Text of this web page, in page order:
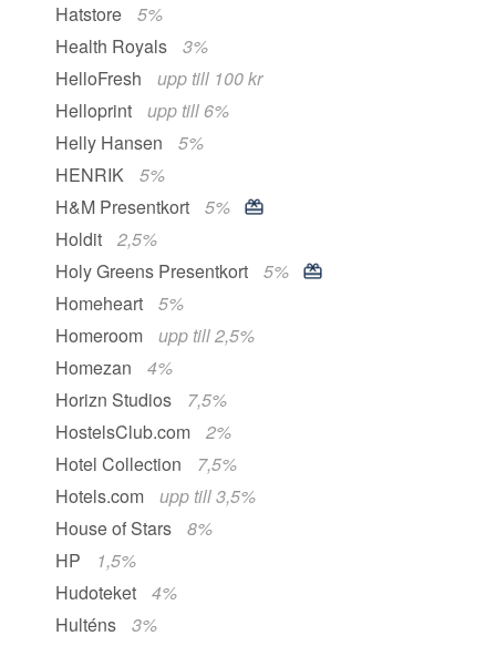
Hatstore
5%
Health Royals
3%
HelloFresh
upp till 100 kr
Helloprint
upp till 6%
Helly Hansen
5%
HENRIK
5%
H&M Presentkort
5%
Holdit
2,5%
Holy Greens Presentkort
5%
Homeheart
5%
Homeroom
upp till 2,5%
Homezan
4%
Horizn Studios
7,5%
HostelsClub.com
2%
Hotel Collection
7,5%
Hotels.com
upp till 3,5%
House of Stars
8%
HP
1,5%
Hudoteket
4%
Hulténs
3%